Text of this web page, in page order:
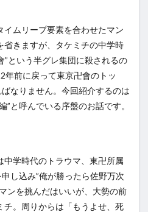
ムリープ要素を合わせたマン
省きますが、タケミチの中学時
”という半グレ集団に殺されるの
年前に戻って東京卍會のトッ
なりません。今回紹介するのは
”と呼んでいる序盤のお話です。
中学時代のトラウマ、東卍所属
し込み”俺が勝ったら佐野万次
ンを挑んだはいいが、大勢の前
チ。周りからは「もうよせ、死